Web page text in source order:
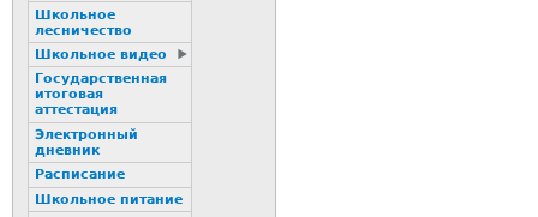
Школьное
лесничество
Школьное видео
Государственная
итоговая
аттестация
Электронный
дневник
Расписание
Школьное питание